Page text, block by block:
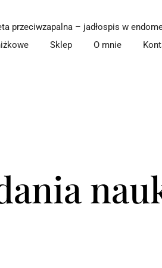
przeciwzapalna – jadłospis w
Sklep O mnie